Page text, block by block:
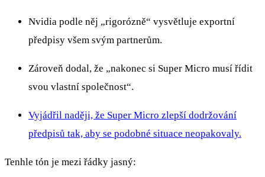
Nvidia podle něj „rigorózně“ vysvětluje exportní
předpisy všem svým partnerům.
Zároveň dodal, že „nakonec si Super Micro musí řídit
svou vlastní společnost“.
Vyjádřil naději, že Super Micro zlepší dodržování
předpisů tak, aby se podobné situace neopakovaly.
Tenhle tón je mezi řádky jasný: